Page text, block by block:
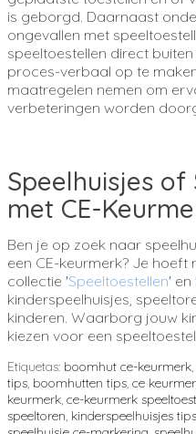
is geborgd. Daarnaast
ongevallen met
speeltoestellen direct
proces-verbaal op te
maatregelen nemen om
verbeteringen worden
Speelhuisjes
met CE-
Ben je op zoek naar
een CE-keurmerk? Je hoeft
collectie 'Speeltoestellen' en
kinderspeelhuisjes,
kinderen. Waarborg jouw
kiezen voor een
Etiquetas: boomhut ce-keurmerk,
tips, boomhutten tips, ce
keurmerk, ce-keurmerk
speeltoren, kinderspeelhuisjes tips